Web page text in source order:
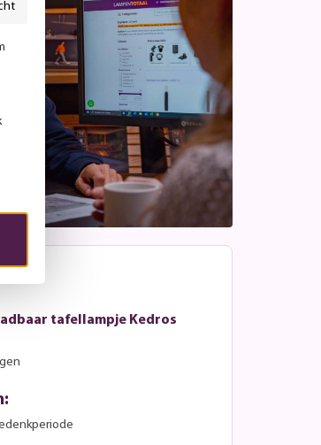
tafellampje Kedros